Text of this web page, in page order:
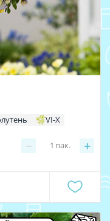
VI-X
− +
1 пак.